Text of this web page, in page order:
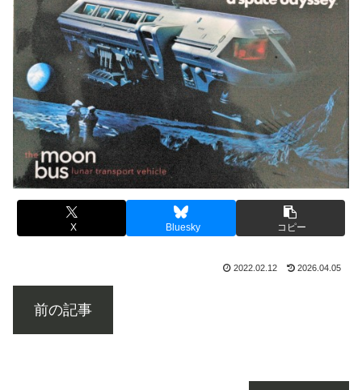
X Bluesky コピー
2022.02.12 2026.04.05
前の記事